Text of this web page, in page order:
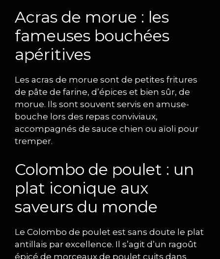
Acras de morue : les
fameuses bouchées
apéritives
Les acras de morue sont de petites fritures
de pâte de farine, d’épices et bien sûr, de
morue. Ils sont souvent servis en amuse-
bouche lors des repas conviviaux,
accompagnés de sauce chien ou aïoli pour
tremper.
Colombo de poulet : un
plat iconique aux
saveurs du monde
Le Colombo de poulet est sans doute le plat
antillais par excellence. Il s’agit d’un ragoût
épicé de morceaux de poulet cuits dans